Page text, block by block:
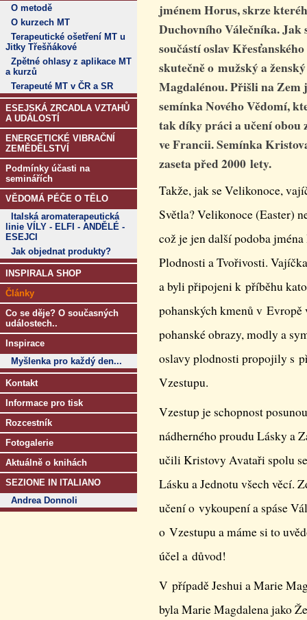
O metodě
O kurzech MT
Terapeutické ošetření MT u
Jitky Třešňákové
Zpětné ohlasy z aplikace MT
a kurzů
Terapeuté MT v ČR a SR
ESEJSKÁ ZRCADLA VZTAHŮ
A UDÁLOSTÍ
ENERGETICKÉ VIBRAČNÍ
ZEMĚDĚLSTVÍ
Podmínky účasti na
seminářích
VĚDOMÁ PÉČE O TĚLO
Italská aromaterapeutická
linie VÍLY - ELFI - ANDĚLÉ -
ESEJCI
Jak objednat produkty?
INSPIRALA SHOP
Články
Co se děje? O současných
událostech..
Inspirace
Myšlenka pro každý den...
Kontakt
Informace pro tisk
Rozcestník
Fotogalerie
Aktuálně o knihách
SEZIONE IN ITALIANO
Andrea Donnoli
jménem Horus, skrze
Duchovního Válečníka.Jak
součástí oslav
skutečně o mužský a
Magdalénou. Přišli na Zem
semínka Nového Vědomí,
tak díky práci a učení
ve Francii. Semínka
zaseta před 2000 lety.
Takže, jak se Velikonoce,
Světla? Velikonoce (Easter)
což je jen další podoba
Plodnosti a Tvořivosti.
a byli připojeni k příběhu
pohanských kmenů v
pohanské obrazy, modly a
oslavy plodnosti propojily s
Vzestupu.
Vzestup je schopnost
nádherného proudu Lásky a
učili Kristovy Avataři spolu
Lásku a Jednotu všech věcí.
učení o vykoupení a spáse
o Vzestupu a máme si to
účel a důvod!
V případě Jeshui a Marie
byla Marie Magdalena jako